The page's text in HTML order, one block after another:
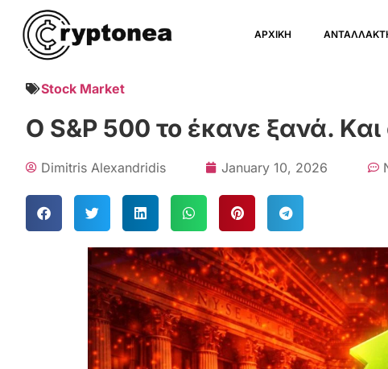
ΑΡΧΙΚΗ
Stock Market
Ο S&P 500 το έκανε ξανά.
Dimitris Alexandridis January 10, 2026